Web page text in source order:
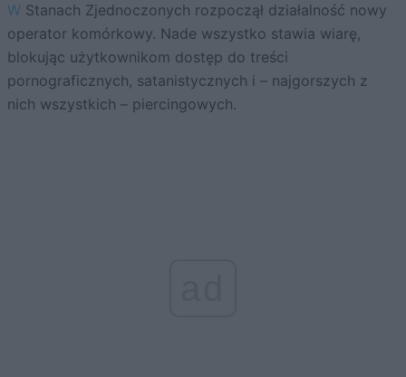
W Stanach Zjednoczonych rozpoczął działalność nowy
operator komórkowy. Nade wszystko stawia wiarę,
blokując użytkownikom dostęp do treści
pornograficznych, satanistycznych i – najgorszych z
nich wszystkich – piercingowych.